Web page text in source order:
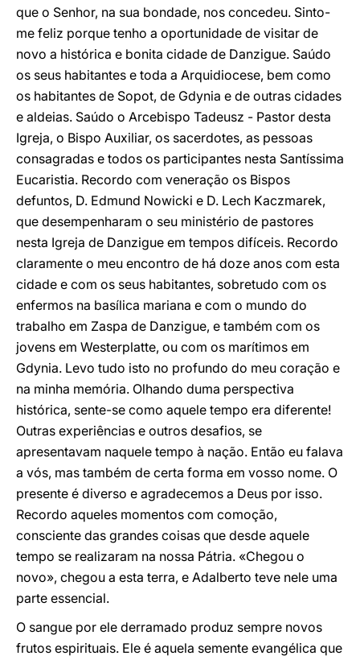
que o Senhor, na sua bondade, nos concedeu. Sinto-
me feliz porque tenho a oportunidade de visitar de
novo a histórica e bonita cidade de Danzigue. Saúdo
os seus habitantes e toda a Arquidiocese, bem como
os habitantes de Sopot, de Gdynia e de outras cidades
e aldeias. Saúdo o Arcebispo Tadeusz - Pastor desta
Igreja, o Bispo Auxiliar, os sacerdotes, as pessoas
consagradas e todos os participantes nesta Santíssima
Eucaristia. Recordo com veneração os Bispos
defuntos, D. Edmund Nowicki e D. Lech Kaczmarek,
que desempenharam o seu ministério de pastores
nesta Igreja de Danzigue em tempos difíceis. Recordo
claramente o meu encontro de há doze anos com esta
cidade e com os seus habitantes, sobretudo com os
enfermos na basílica mariana e com o mundo do
trabalho em Zaspa de Danzigue, e também com os
jovens em Westerplatte, ou com os marítimos em
Gdynia. Levo tudo isto no profundo do meu coração e
na minha memória. Olhando duma perspectiva
histórica, sente-se como aquele tempo era diferente!
Outras experiências e outros desafios, se
apresentavam naquele tempo à nação. Então eu falava
a vós, mas também de certa forma em vosso nome. O
presente é diverso e agradecemos a Deus por isso.
Recordo aqueles momentos com comoção,
consciente das grandes coisas que desde aquele
tempo se realizaram na nossa Pátria. «Chegou o
novo», chegou a esta terra, e Adalberto teve nele uma
parte essencial.
O sangue por ele derramado produz sempre novos
frutos espirituais. Ele é aquela semente evangélica que